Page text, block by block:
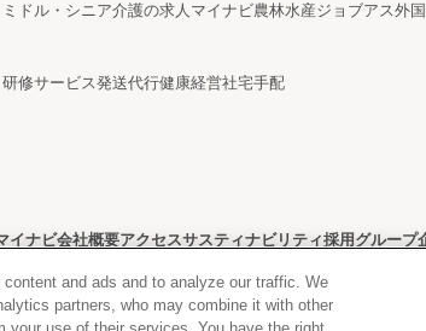
ミドル・シニア介護の求人 マイナビ農林水産ジョブアス外
研修サービス発送代行健康経営社宅手配
イナビ会社概要アクセスサスティナビリティ採用 グループ
and ads and to analyze our traffic. We
partners, who may combine it with other